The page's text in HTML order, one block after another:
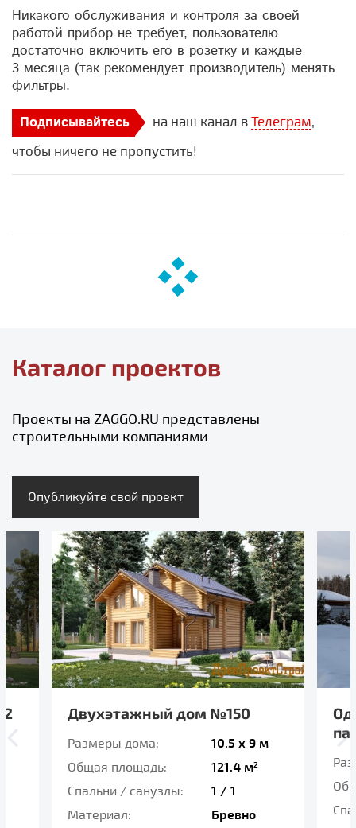
Никакого обслуживания и контроля за своей
работой прибор не требует, пользователю
достаточно включить его в розетку и каждые
3 месяца (так рекомендует производитель) менять
фильтры.
Подписывайтесь на наш канал в Телеграм
чтобы ничего не пропустить!
Каталог проектов
Проекты на ZAGGO.RU представлены
строительными компаниями
Опубликуйте свой проект
Двухэтажный дом №150
Размеры дома:
10.5 x 9 м
Общая площадь:
121.4 м2
Спальни / санузлы:
1 / 1
Материал:
Бревно